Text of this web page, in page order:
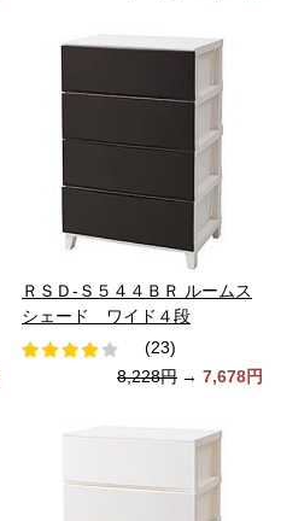
ＲＳＤ-Ｓ５４４ＢＲ ルームス
シェード ワイド４段
(23)
8,228円 → 7,678円